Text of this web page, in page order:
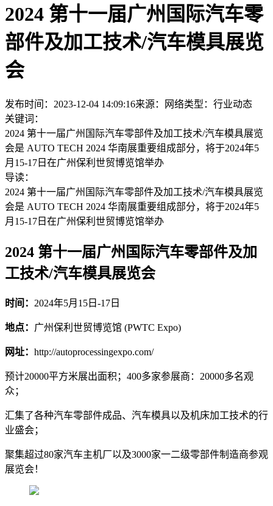
2024 第十一届广州国际汽车零
部件及加工技术/汽车模具展览
会
发布时间：2023-12-04 14:09:16来源：网络类型： 行业动态
关键词：
2024 第十一届广州国际汽车零部件及加工技术/汽车模具展览
会是 AUTO TECH 2024 华南展重要组成部分，将于2024年5
月15-17日在广州保利世贸博览馆举办
导读：
2024 第十一届广州国际汽车零部件及加工技术/汽车模具展览
会是 AUTO TECH 2024 华南展重要组成部分，将于2024年5
月15-17日在广州保利世贸博览馆举办
2024 第十一届广州国际汽车零部件及加
工技术/汽车模具展览会
时间： 2024年5月15日-17日
地点： 广州保利世贸博览馆 (PWTC Expo)
网址： http://autoprocessingexpo.com/
预计20000平方米展出面积；400多家参展商：20000多名观
众；
汇集了各种汽车零部件成品、汽车模具以及机床加工技术的行
业盛会；
聚集超过80家汽车主机厂以及3000家一二级零部件制造商参观
展览会！